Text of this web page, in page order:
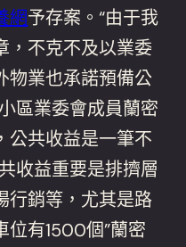
網予存案。“由于我
，不克不及以業委
物業也承諾預備公
區業委會成員蘭密
公共收益是一筆不
收益重要是排擠層
行銷等，尤其是路
位有1500個”蘭密